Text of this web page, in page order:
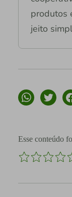
produtos
jeito
Esse conteúdo